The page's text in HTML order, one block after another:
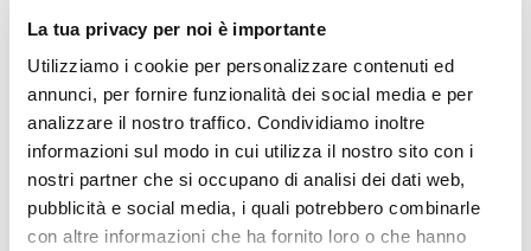
La tua privacy per noi è importante
Utilizziamo i cookie per personalizzare contenuti ed
annunci, per fornire funzionalità dei social media e per
analizzare il nostro traffico. Condividiamo inoltre
informazioni sul modo in cui utilizza il nostro sito con i
nostri partner che si occupano di analisi dei dati web,
pubblicità e social media, i quali potrebbero combinarle
con altre informazioni che ha fornito loro o che hanno
Sui social si fanno incontri interessanti. Si scoprono profili
che ti stupiscono per l’immediatezza cui cui comunicano,
per la vicinanza che ti trasmettono dopo aver visto solo
qualche stories o qualche post.
E’ il caso di@talamona94, il profilo dell’atleta paralimpica
Arianna Talamonaa cui abbiamo chiesto un’intervista